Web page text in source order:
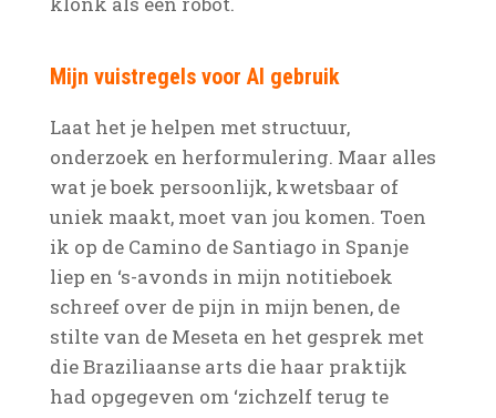
Mijn vuistregels voor AI gebruik
Laat het je helpen met structuur,
onderzoek en herformulering. Maar alles
wat je boek persoonlijk, kwetsbaar of
uniek maakt, moet van jou komen. Toen
ik op de Camino de Santiago in Spanje
liep en ‘s-avonds in mijn notitieboek
schreef over de pijn in mijn benen, de
stilte van de Meseta en het gesprek met
die Braziliaanse arts die haar praktijk
had opgegeven om ‘zichzelf terug te